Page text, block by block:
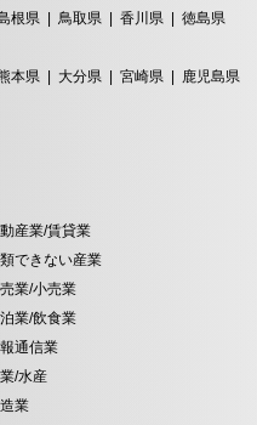
根県 鳥取県 香川県
徳島県
本県 大分県 宮崎県
鹿児島県
産業/賃貸業
できない産業
業/小売業
業/飲食業
通信業
/水産
業